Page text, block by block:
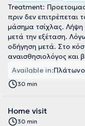
Treatment:
πριν δεν επιτρέπεται
μάσημα τσίχλας. Λήψη
μετά την εξέταση.
οδήγηση μετά. Στο
αναισθησιολόγος και
Available in:
30 min
Home visit
30 min